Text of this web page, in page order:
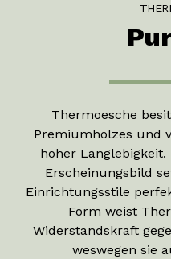
Thermoesche
Premiumholzes und
hoher Langlebigkeit.
Erscheinungsbild
Einrichtungsstile
Form weist
Widerstandskraft
weswegen sie